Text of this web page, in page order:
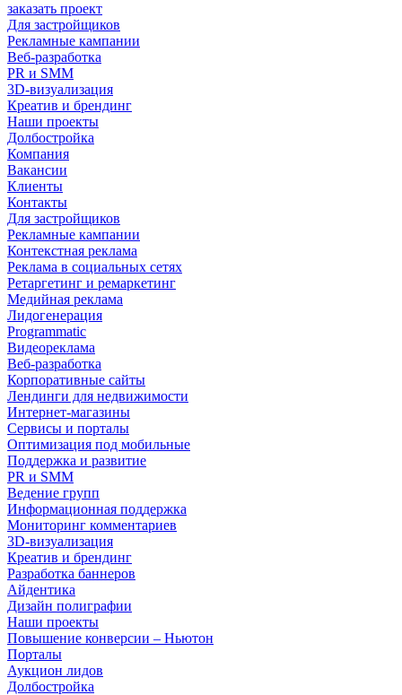
заказать проект
Для застройщиков
Рекламные кампании
Веб-разработка
PR и SMM
3D-визуализация
Креатив и брендинг
Наши проекты
Долбостройка
Компания
Вакансии
Клиенты
Контакты
Для застройщиков
Рекламные кампании
Контекстная реклама
Реклама в социальных сетях
Ретаргетинг и ремаркетинг
Медийная реклама
Лидогенерация
Programmatic
Видеореклама
Веб-разработка
Корпоративные сайты
Лендинги для недвижимости
Интернет-магазины
Сервисы и порталы
Оптимизация под мобильные
Поддержка и развитие
PR и SMM
Ведение групп
Информационная поддержка
Мониторинг комментариев
3D-визуализация
Креатив и брендинг
Разработка баннеров
Айдентика
Дизайн полиграфии
Наши проекты
Повышение конверсии – Ньютон
Порталы
Аукцион лидов
Долбостройка